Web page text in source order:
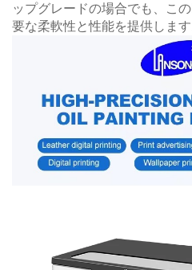
ップグレードの場合でも、こ
要な柔軟性と性能を提供します